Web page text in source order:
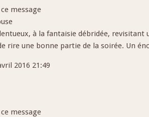
à la fantaisie débridée,
rire une bonne partie de la soirée. Un
2016 21:49